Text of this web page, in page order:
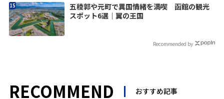
五稜郭や元町で異国情緒を満喫 函館の観光
スポット6選｜翼の王国
Recommended by
RECOMMEND おすすめ記事